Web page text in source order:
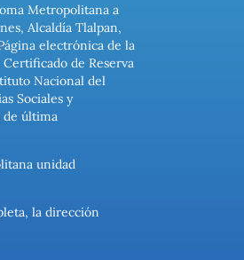
Metropolitana a
Alcaldía Tlalpan,
electrónica de la
de Reserva
Nacional del
Sociales y
de última
unidad
la dirección